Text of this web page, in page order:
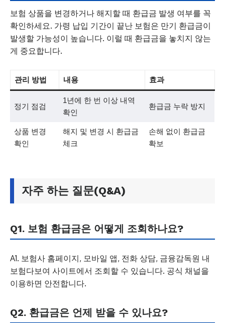
보험 상품을 변경하거나 해지할 때 환급금 발생 여부를 꼭
확인하세요. 가령 납입 기간이 끝난 보험은 만기 환급금이
발생할 가능성이 높습니다. 이럴 때 환급금을 놓치지 않는
게 중요합니다.
관리 방법 내용 효과
정기 점검
1년에 한 번 이상 내역
확인
환급금 누락 방지
상품 변경
확인
해지 및 변경 시 환급금
체크
손해 없이 환급금
확보
자주 하는 질문(Q&A)
Q1. 보험 환급금은 어떻게 조회하나요?
A1. 보험사 홈페이지, 모바일 앱, 전화 상담, 금융감독원 내
보험다보여 사이트에서 조회할 수 있습니다. 공식 채널을
이용하면 안전합니다.
Q2. 환급금은 언제 받을 수 있나요?